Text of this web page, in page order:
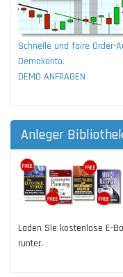
Schnelle und faire Order-
Demokonto.
DEMO ANFRAGEN
Anleger
Laden Sie kostenlose E-
runter.